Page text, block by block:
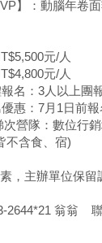
：動腦年卷面
元/人
元/人
3人以上團
月1日前報
隊：數位行銷
含食、宿)
，主辦單位保留
2644*21 翁翁 聯